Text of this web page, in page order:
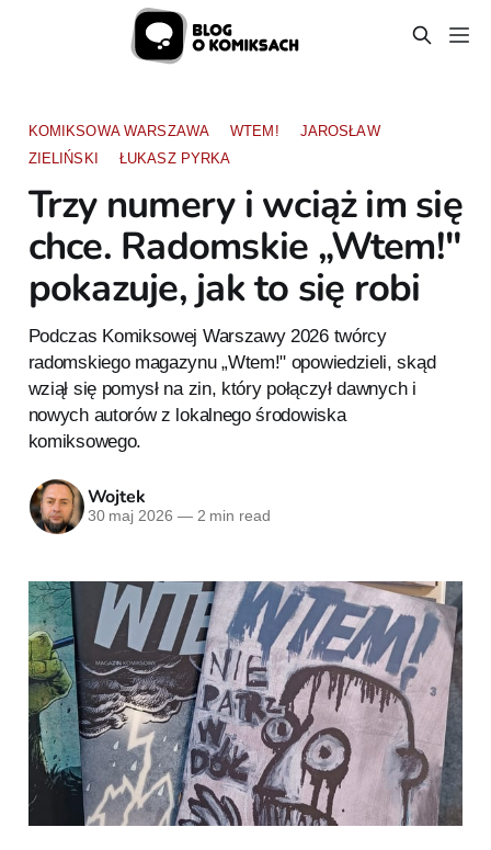
KOMIKSOWA WARSZAWA WTEM!
JAROSŁAW
ZIELIŃSKI
ŁUKASZ PYRKA
Trzy numery i wciąż im się
chce. Radomskie „Wtem!"
pokazuje, jak to się robi
Podczas Komiksowej Warszawy 2026 twórcy
radomskiego magazynu „Wtem!" opowiedzieli, skąd
wziął się pomysł na zin, który połączył dawnych i
nowych autorów z lokalnego środowiska
komiksowego.
Wojtek
30 maj 2026 —2 min read